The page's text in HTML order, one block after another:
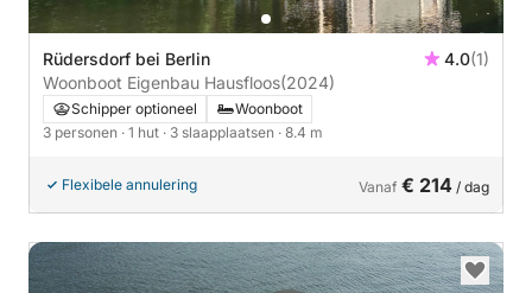
Rüdersdorf bei Berlin 4.0(1)
Woonboot Eigenbau Hausfloos(2024)
Schipper optioneel
Woonboot
3 personen · 1 hut · 3 slaapplaatsen · 8.4 m
Flexibele annulering Vanaf € 214 / dag